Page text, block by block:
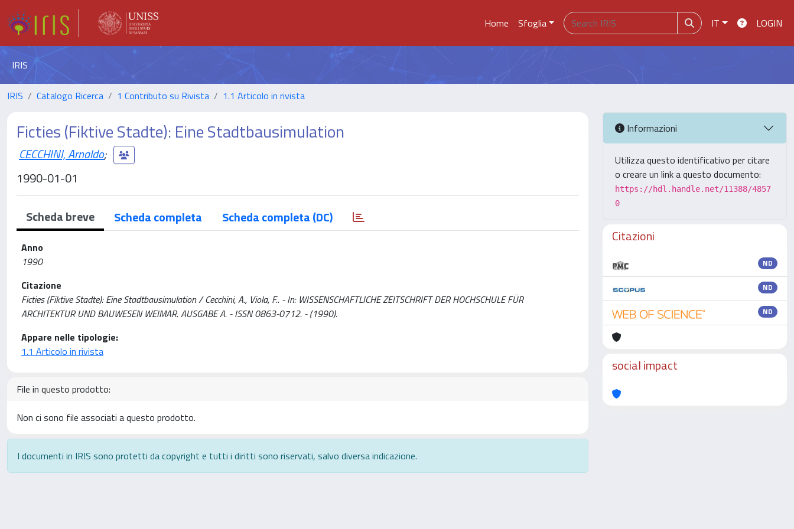
Home Sfoglia IT LOGIN
IRIS
IRIS Catalogo Ricerca 1 Contributo su Rivista 1.1 Articolo in rivista
Ficties (Fiktive Stadte): Eine Stadtbausimulation
CECCHINI, Arnaldo;
1990-01-01
Scheda breve Scheda completa Scheda completa (DC)
Anno
1990
Citazione
Ficties (Fiktive Stadte): Eine Stadtbausimulation / Cecchini, A., Viola, F.. - In: WISSENSCHAFTLICHE ZEITSCHRIFT DER HOCHSCHULE FÜR
ARCHITEKTUR UND BAUWESEN WEIMAR. AUSGABE A. - ISSN 0863-0712. - (1990).
Appare nelle tipologie:
1.1 Articolo in rivista
File in questo prodotto:
Non ci sono file associati a questo prodotto.
I documenti in IRIS sono protetti da copyright e tutti i diritti sono riservati, salvo diversa indicazione.
Informazioni
Utilizza questo identificativo per citare
o creare un link a questo documento:
https://hdl.handle.net/11388/4857
0
Citazioni
ND
ND
ND
social impact